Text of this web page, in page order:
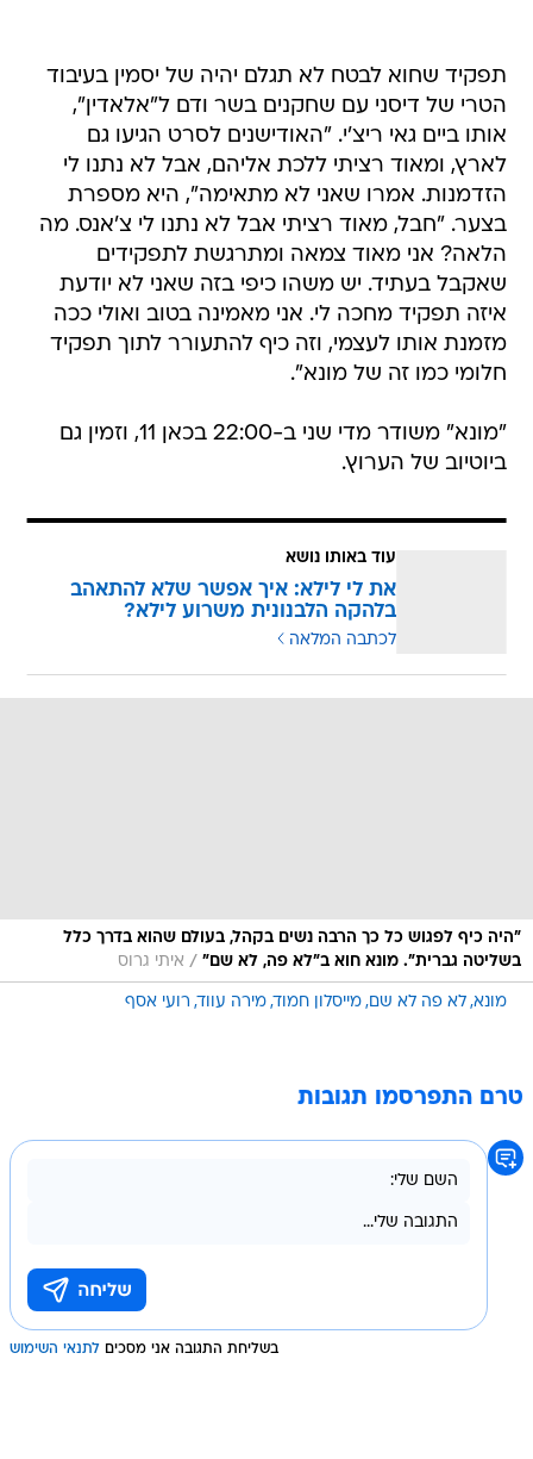
תפקיד שחוא לבטח לא תגלם יהיה של יסמין בעיבוד
הטרי של דיסני עם שחקנים בשר ודם ל"אלאדין",
אותו ביים גאי ריצ'י. "האודישנים לסרט הגיעו גם
לארץ, ומאוד רציתי ללכת אליהם, אבל לא נתנו לי
הזדמנות. אמרו שאני לא מתאימה", היא מספרת
בצער. "חבל, מאוד רציתי אבל לא נתנו לי צ'אנס. מה
הלאה? אני מאוד צמאה ומתרגשת לתפקידים
שאקבל בעתיד. יש משהו כיפי בזה שאני לא יודעת
איזה תפקיד מחכה לי. אני מאמינה בטוב ואולי ככה
מזמנת אותו לעצמי, וזה כיף להתעורר לתוך תפקיד
חלומי כמו זה של מונא".
"מונא" משודר מדי שני ב-22:00 בכאן 11, וזמין גם
ביוטיוב של הערוץ.
עוד באותו נושא
את לי לילא: איך אפשר שלא להתאהב
בלהקה הלבנונית משרוע לילא?
לכתבה המלאה
"היה כיף לפגוש כל כך הרבה נשים בקהל, בעולם שהוא בדרך כלל
בשליטה גברית". מונא חוא ב"לא פה, לא שם" / איתי גרוס
מונא לא פה לא שם מייסלון חמוד מירה עווד רועי אסף
טרם התפרסמו תגובות
בשליחת התגובה אני מסכים לתנאי השימוש